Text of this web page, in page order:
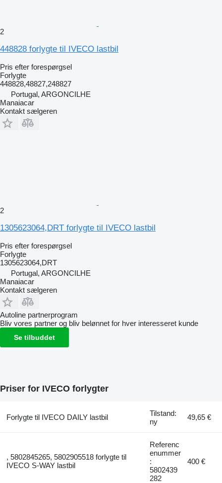
2
448828 forlygte til IVECO lastbil
Pris efter forespørgsel
Forlygte
448828,48827,248827
Portugal, ARGONCILHE
Manaiacar
Kontakt sælgeren
2
1305623064,DRT forlygte til IVECO lastbil
Pris efter forespørgsel
Forlygte
1305623064,DRT
Portugal, ARGONCILHE
Manaiacar
Kontakt sælgeren
Autoline partnerprogram
Bliv vores partner og bliv belønnet for hver interesseret kunde
Se tilbuddet
Priser for IVECO forlygter
Forlygte til IVECO DAILY lastbil
Tilstand:
ny
49,65 €
, 5802845265, 5802905518 forlygte til
IVECO S-WAY lastbil
Referenc
enummer
:
5802439
282
400 €